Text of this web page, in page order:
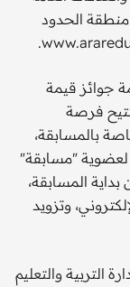
منطقة الحدود
جوائز قيمة
فرصة
بالمسابقة،
لعضوية "مسابقة"
المسابقة،
وتزويد
التربية والتعليم